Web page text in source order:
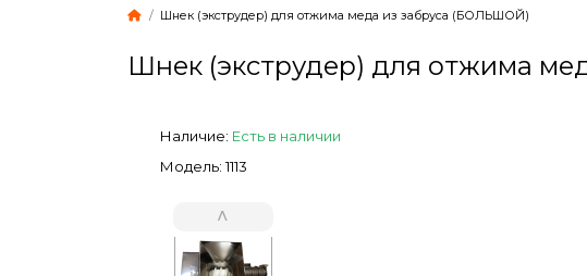
Птицеводство
Животноводство
Пчеловодство
Отопительное
оборудование
Шнек (экструдер) для отжима меда из забруса (БОЛЬШОЙ)
Шнек (экструдер) для отжима
Наличие: Есть в наличии
Модель: 1113
˄